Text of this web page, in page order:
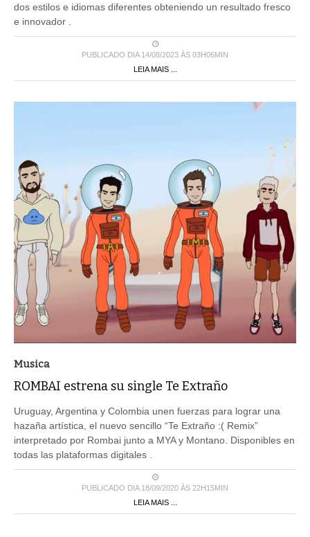
dos estilos e idiomas diferentes obteniendo un resultado fresco
e innovador .
PUBLICADO DIA 14/08/2023 ÀS 03H06MIN
LEIA MAIS ...
Musica
ROMBAI estrena su single Te Extraño
Uruguay, Argentina y Colombia unen fuerzas para lograr una
hazaña artística, el nuevo sencillo “Te Extraño :( Remix”
interpretado por Rombai junto a MYA y Montano. Disponibles en
todas las plataformas digitales .
PUBLICADO DIA 18/09/2020 ÀS 22H15MIN
LEIA MAIS ...